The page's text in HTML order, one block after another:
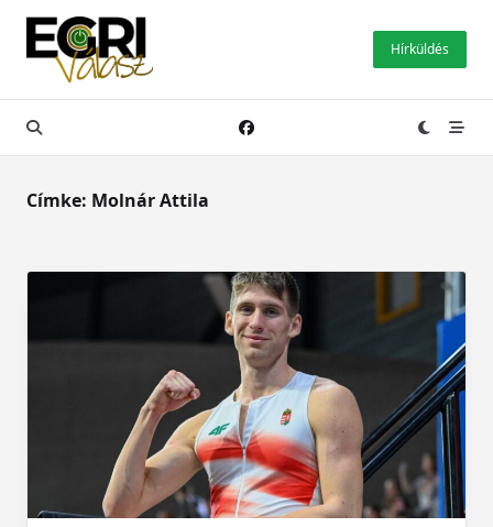
Skip
content
Hírküldés
Címke: Molnár Attila